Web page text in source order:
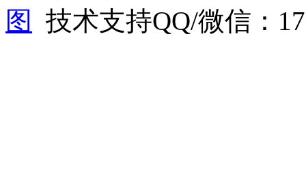
图
技术支持QQ/微信：